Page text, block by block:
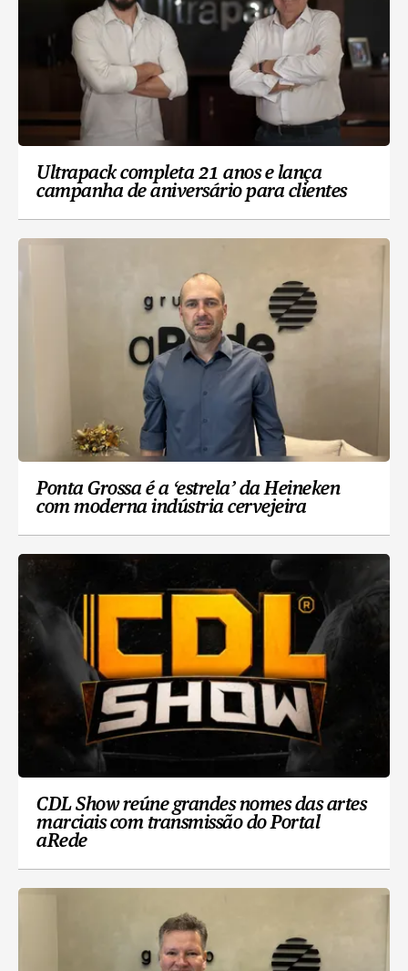
Ultrapack completa 21 anos e lança
campanha de aniversário para clientes
Ponta Grossa é a ‘estrela’ da Heineken
com moderna indústria cervejeira
CDL Show reúne grandes nomes das artes
marciais com transmissão do Portal
aRede